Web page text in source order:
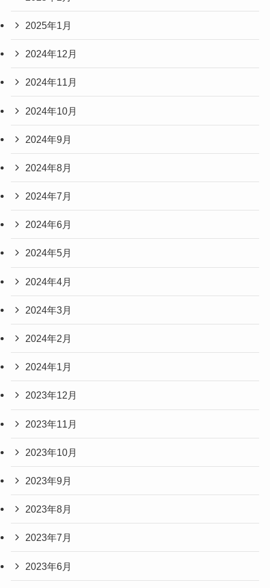
2025年1月
2024年12月
2024年11月
2024年10月
2024年9月
2024年8月
2024年7月
2024年6月
2024年5月
2024年4月
2024年3月
2024年2月
2024年1月
2023年12月
2023年11月
2023年10月
2023年9月
2023年8月
2023年7月
2023年6月